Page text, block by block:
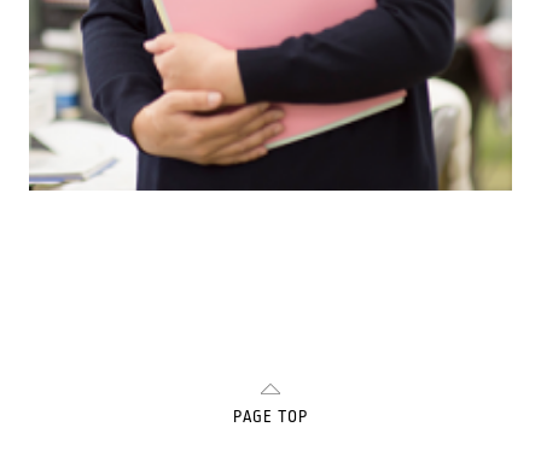
PAGE TOP